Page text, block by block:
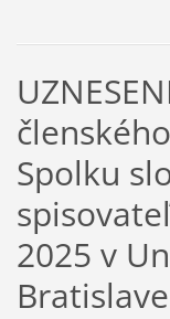
Spolku
2025 v
Bratislave